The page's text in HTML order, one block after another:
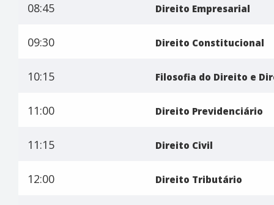
08:45 Direito Empresarial
09:30 Direito Constitucional
10:15 Filosofia do Direito e
11:00 Direito Previdenciário
11:15 Direito Civil
12:00 Direito Tributário